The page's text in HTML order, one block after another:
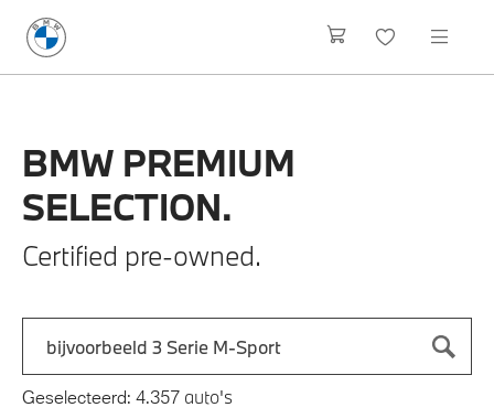
BMW PREMIUM
SELECTION.
Certified pre-owned.
Zoek naar een automodel, bijvoorbeeld 3 Serie M-Sport
Typ een automodel in en druk op enter om te zoeken
Geselecteerd: 4.357 auto's